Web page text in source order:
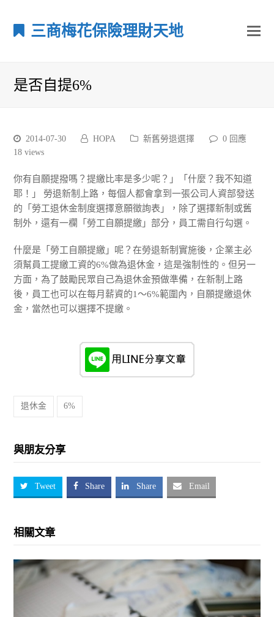
三商梅花保險理財天地
是否自提6%
2014-07-30 HOPA 新舊勞退選擇
0 回應
18 views
你有自願提撥嗎？提繳比率是多少呢？」「什麼？我不知道
耶！」 勞退新制上路，每個人都會拿到一張公司人資部發送
的「勞工退休金制度選擇意願徵詢表」，除了選擇新制或舊
制外，還有一欄「勞工自願提繳」部分，員工需自行勾選。
什麼是「勞工自願提繳」呢？在勞退新制實施後，企業主必
須幫員工提繳工資的6%做為退休金，這是強制性的。但另一
方面，為了鼓勵民眾自己為退休金預做準備，在新制上路
後，員工也可以在每月薪資的1～6%範圍內，自願提繳退休
金，當然也可以選擇不提繳。
退休金 6%
與朋友分享
Tweet Share Share Email
相關文章